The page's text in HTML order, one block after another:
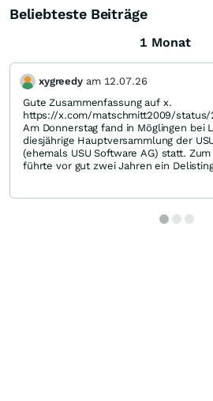
Beliebteste Beiträge
1 Monat
xygreedy am 12.07.26
Gute Zusammenfassung auf x.
https://x.com/matschmitt2009/status/
Am Donnerstag fand in Möglingen bei
diesjährige Hauptversammlung der
(ehemals USU Software AG) statt.
führte vor gut zwei Jahren ein
Hauptversammlung die wichtigste